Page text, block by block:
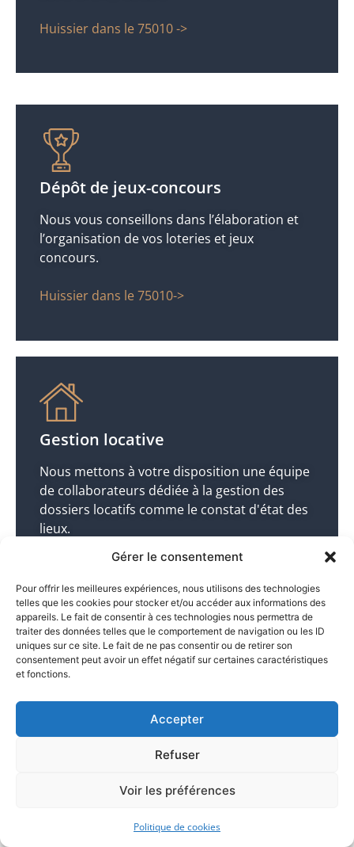
Gérer le consentement
Pour offrir les meilleures expériences, nous utilisons des technologies
telles que les cookies pour stocker et/ou accéder aux informations des
appareils. Le fait de consentir à ces technologies nous permettra de
traiter des données telles que le comportement de navigation ou les ID
uniques sur ce site. Le fait de ne pas consentir ou de retirer son
consentement peut avoir un effet négatif sur certaines caractéristiques
et fonctions.
Accepter
Refuser
Voir les préférences
Politique de cookies
Huissier dans le 75010 ->
Dépôt de jeux-concours
Nous vous conseillons dans l’élaboration et
l’organisation de vos loteries et jeux
concours.
Huissier dans le 75010->
Gestion locative
Nous mettons à votre disposition une équipe
de collaborateurs dédiée à la gestion des
dossiers locatifs comme le constat d'état des
lieux.
Huissier dans le 75010->
Propriété intellectuelle et
L’Huissier / Commissaire de Justice vous aide
intellectuelle et industrielle.
Huissier dans le 75010 ->